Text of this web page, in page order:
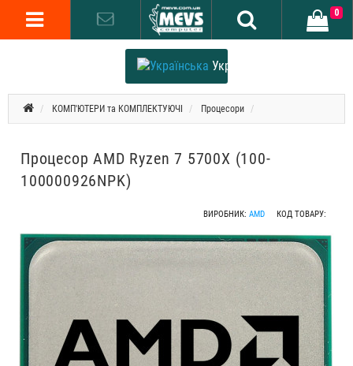
Українська
0
КОМП'ЮТЕРИ та КОМПЛЕКТУЮЧІ Процесори
Процесор AMD Ryzen 7 5700X (100-
100000926NPK)
ВИРОБНИК: AMD КОД ТОВАРУ: